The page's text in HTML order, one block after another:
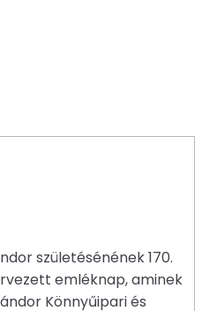
születésénének 170.
emléknap, aminek
Könnyűipari és